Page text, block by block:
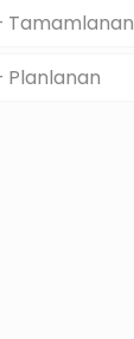
Tamamlanan
Planlanan